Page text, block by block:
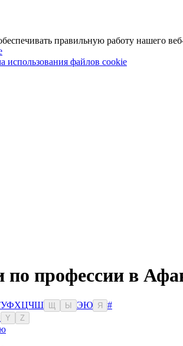
правильную работу нашего
использования файлов cookie
по профессии в
УФХЦЧШ Ы ЭЮ Я
#
Y Z